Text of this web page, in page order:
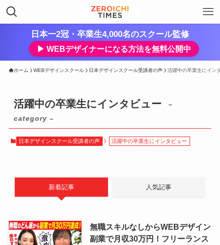
日本一2冠・卒業生4,000名のスクール監修
▶︎ WEBデザイナーになる方法を無料公開中
ホーム WEBデザインスクール 日本デザインスクール受講者の声 活躍中の卒業生にイン
活躍中の卒業生にインタビュー
–
category –
日本デザインスクール受講者の声 活躍中の卒業生にインタビュー
新着記事 人気記事
無職スキルなしからWEBデザイン
副業で月収30万円！フリーランス